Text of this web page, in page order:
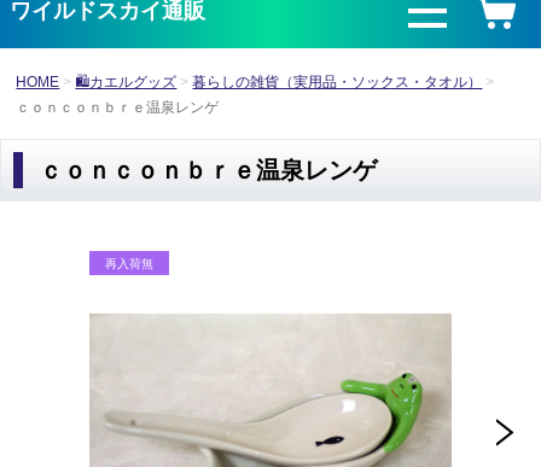
ワイルドスカイ通販
HOME 🛍カエルグッズ
暮らしの雑貨（実用品・ソックス・タオル）
ｃｏｎｃｏｎｂｒｅ温泉レンゲ
ｃｏｎｃｏｎｂｒｅ温泉レンゲ